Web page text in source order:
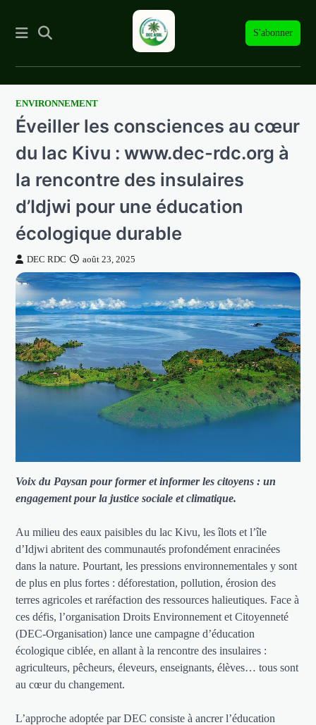
S'abonner
SkipENVIRONNEMENT
Éveiller les consciences au cœur
du lac Kivu : www.dec-rdc.org à
la rencontre des insulaires
d’Idjwi pour une éducation
écologique durable
DEC RDC août 23, 2025
Voix du Paysan pour former et informer les citoyens : un
engagement pour la justice sociale et climatique.
Au milieu des eaux paisibles du lac Kivu, les îlots et l’île
d’Idjwi abritent des communautés profondément enracinées
dans la nature. Pourtant, les pressions environnementales y sont
de plus en plus fortes : déforestation, pollution, érosion des
terres agricoles et raréfaction des ressources halieutiques. Face à
ces défis, l’organisation Droits Environnement et Citoyenneté
(DEC-Organisation) lance une campagne d’éducation
écologique ciblée, en allant à la rencontre des insulaires :
agriculteurs, pêcheurs, éleveurs, enseignants, élèves… tous sont
au cœur du changement.
L’approche adoptée par DEC consiste à ancrer l’éducation